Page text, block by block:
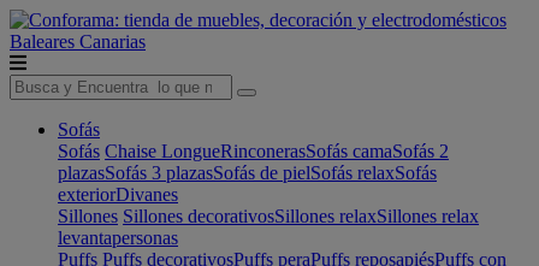
Baleares Canarias
Sofás
Sofás Chaise LongueRinconerasSofás camaSofás 2
plazasSofás 3 plazasSofás de pielSofás relaxSofás
exteriorDivanes
Sillones Sillones decorativosSillones relaxSillones relax
levantapersonas
Puffs Puffs decorativosPuffs peraPuffs reposapiésPuffs con